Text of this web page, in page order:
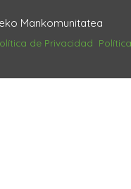
Mankomunitatea
de Privacidad